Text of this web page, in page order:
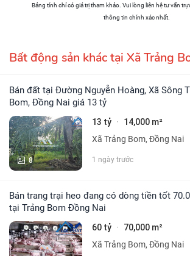
Bảng tính chỉ có giá trị tham khảo. Vui lòng liên hệ tư vấn
thông tin chính xác nhất.
Bất động sản khác tại Xã Trảng
Bán đất tại Đường Nguyễn Hoàng, Xã Sông Trầu, Huyện Trảng
Bom, Đồng Nai giá 13 tỷ
8
13 tỷ · 14,000 m²
Xã Trảng Bom, Đồng Nai
1 ngày trước
Bán trang trại heo đang có dòng tiền tốt 70.000m2 giá chỉ 60 tỷ
tại Trảng Bom Đồng Nai
60 tỷ · 70,000 m²
Xã Trảng Bom, Đồng Nai